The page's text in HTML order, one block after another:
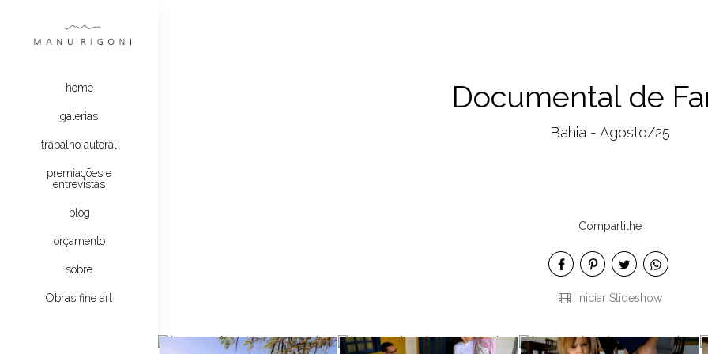
home
galerias
trabalho autoral
premiações e
entrevistas
blog
orçamento
sobre
Obras fine art
Documental de
Bahia - Agosto/25
Compartilhe
Iniciar Slideshow